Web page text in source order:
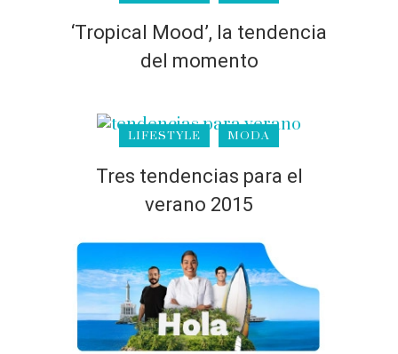
‘Tropical Mood’, la tendencia
del momento
LIFESTYLE MODA
Tres tendencias para el
verano 2015